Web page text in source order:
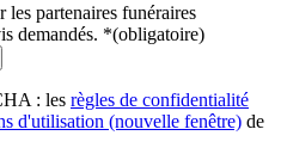
les partenaires funéraires
demandés. *(obligatoire)
: les règles de confidentialité
d'utilisation (nouvelle fenêtre) de